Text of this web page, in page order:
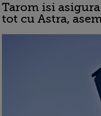
Tarom isi
tot cu Astra,